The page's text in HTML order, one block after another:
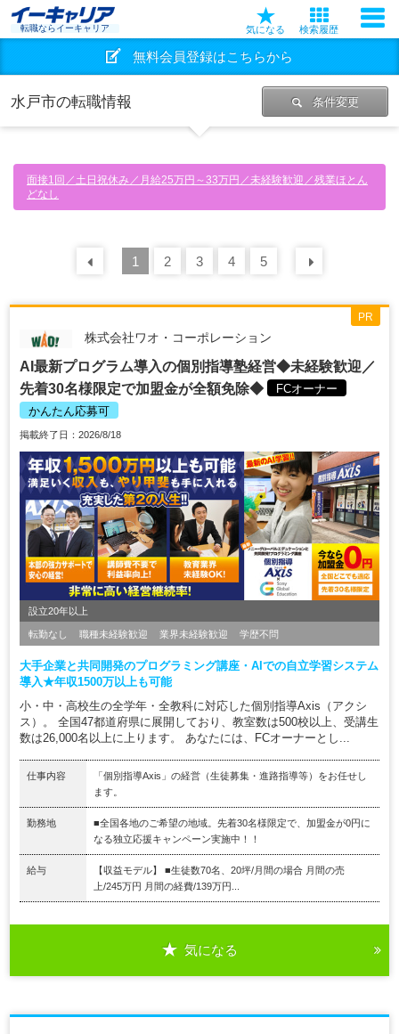
転職ならイーキャリア 気になる 検索履歴
無料会員登録はこちらから
水戸市の転職情報 条件変更
面接1回／土日祝休み／月給25万円～33万円／未経験歓迎／残業ほとん
どなし
前の 30
1 2 3 4 5
株式会社ワオ・コーポレーション
AI最新プログラム導入の個別指導塾経営◆未経験歓迎／
先着30名様限定で加盟金が全額免除◆
FCオーナー
かんたん応募可
掲載終了日：2026/8/18
設立20年以上
転勤なし 職種未経験歓迎 業界未経験歓迎 学歴不問
大手企業と共同開発のプログラミング講座・AIでの自立学習システム
導入★年収1500万以上も可能
小・中・高校生の全学年・全教科に対応した個別指導Axis（アクシ
ス）。 全国47都道府県に展開しており、教室数は500校以上、受講生
数は26,000名以上に上ります。 あなたには、FCオーナーとし...
仕事内容
「個別指導Axis」の経営（生徒募集・進路指導等）をお任せし
ます。
勤務地
■全国各地のご希望の地域。先着30名様限定で、加盟金が0円に
なる独立応援キャンペーン実施中！！
給与
【収益モデル】 ■生徒数70名、20坪/月間の場合 月間の売
上/245万円 月間の経費/139万円...
気になる
PR